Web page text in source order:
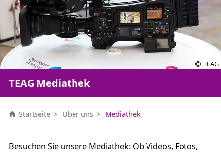
TEAG
TEAG Mediathek
Startseite Über uns Mediathek
Besuchen Sie unsere Mediathek: Ob Videos, Fotos,